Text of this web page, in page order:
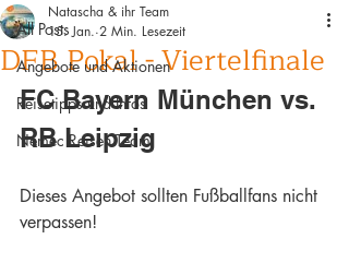
All Posts
Angebote und Aktionen
Reisetipps und Infos
Nemec Reisen Team
DFB Pokal - Viertelfinale
Natascha & ihr Team
15. Jan. 2 Min. Lesezeit
FC Bayern München vs.
RB Leipzig
Dieses Angebot sollten Fußballfans nicht
verpassen!